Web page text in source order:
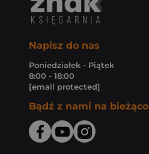
Napisz do nas
Poniedziałek - Piątek
8:00 - 18:00
[email protected]
Bądź z nami na bieżąco